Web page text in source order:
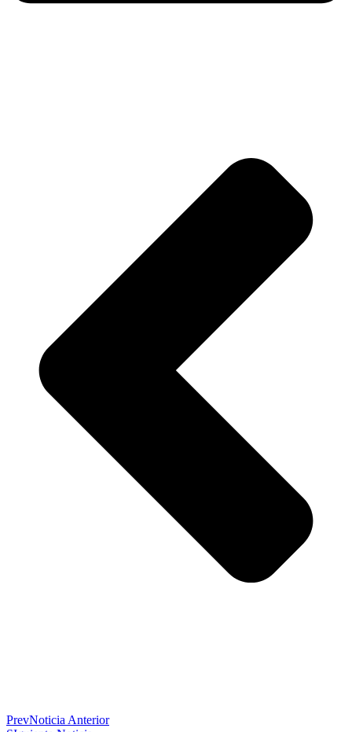
PrevNoticia Anterior